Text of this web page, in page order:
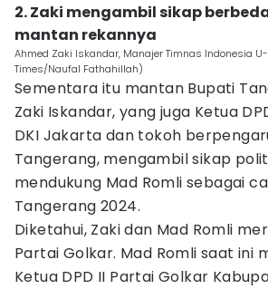
2. Zaki mengambil sikap
mantan rekannya
Ahmed Zaki Iskandar, Manajer Timnas Indonesia
Times/Naufal Fathahillah)
Sementara itu mantan Bupati
Zaki Iskandar, yang juga Ketua
DKI Jakarta dan tokoh
Tangerang, mengambil sikap
mendukung Mad Romli sebagai
Tangerang 2024.
Diketahui, Zaki dan Mad Romli
Partai Golkar. Mad Romli saat ini
Ketua DPD II Partai Golkar